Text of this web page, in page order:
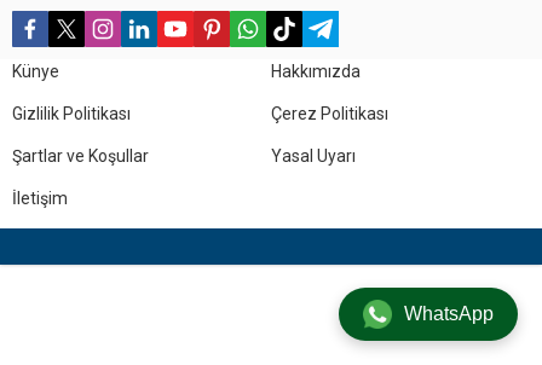
Künye Hakkımızda
Gizlilik Politikası Çerez Politikası
Şartlar ve Koşullar Yasal Uyarı
İletişim
WhatsApp